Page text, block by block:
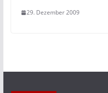
29. Dezember 2009